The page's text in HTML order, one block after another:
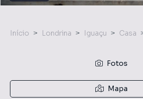
Início Londrina Iguaçu Casa
Fotos
Mapa